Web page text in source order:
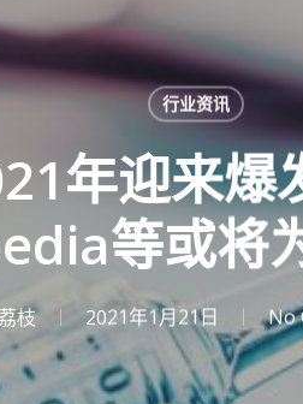
行业资讯
年迎来
等或将
枝 2021年1月21日 No